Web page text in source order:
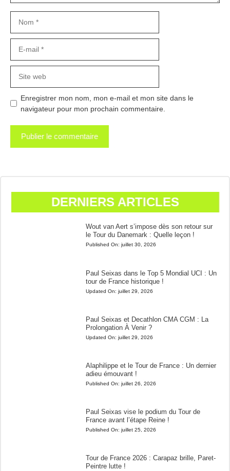
mail
web
Enregistrer mon nom, mon e-mail et mon site dans le
navigateur pour mon prochain commentaire.
DERNIERS ARTICLES
Wout van Aert s’impose dès son retour sur
le Tour du Danemark : Quelle leçon !
Published On: juillet 30, 2026
Paul Seixas dans le Top 5 Mondial UCI : Un
tour de France historique !
Updated On: juillet 29, 2026
Paul Seixas et Decathlon CMA CGM : La
Prolongation À Venir ?
Updated On: juillet 29, 2026
Alaphilippe et le Tour de France : Un dernier
adieu émouvant !
Published On: juillet 26, 2026
Paul Seixas vise le podium du Tour de
France avant l’étape Reine !
Published On: juillet 25, 2026
Tour de France 2026 : Carapaz brille, Paret-
Peintre lutte !